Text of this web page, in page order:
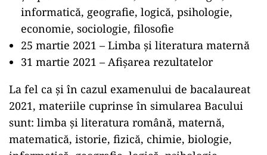
informatică, geografie, logică, psihologie,
economie, sociologie, filosofie
25 martie 2021 – Limba și literatura maternă
31 martie 2021 – Afișarea rezultatelor
La fel ca și în cazul examenului de bacalaureat
2021, materiile cuprinse în simularea Bacului
sunt: limba și literatura română, maternă,
matematică, istorie, fizică, chimie, biologie,